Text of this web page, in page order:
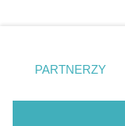
zachodni.
Gliwice
zmienić/wycofać
znajdujący się w
rodzaje
użytkownika, ale
PARTNERZY